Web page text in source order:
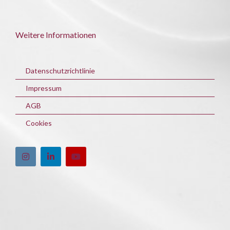
Weitere Informationen
Datenschutzrichtlinie
Impressum
AGB
Cookies